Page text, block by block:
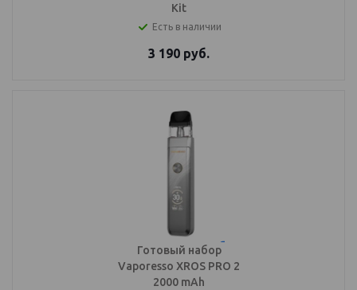
Kit
Есть в наличии
3 190 руб.
Готовый набор
Vaporesso XROS PRO 2
2000 mAh